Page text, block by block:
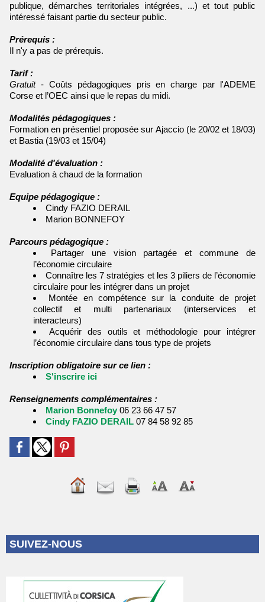
publique, démarches territoriales intégrées, ...) et tout public
intéressé faisant partie du secteur public.
Prérequis :
Il n'y a pas de prérequis.
Tarif :
Gratuit - Coûts pédagogiques pris en charge par l'ADEME
Corse et l’OEC ainsi que le repas du midi.
Modalités pédagogiques :
Formation en présentiel proposée sur Ajaccio (le 20/02 et 18/03)
et Bastia (19/03 et 15/04)
Modalité d'évaluation :
Evaluation à chaud de la formation
Equipe pédagogique :
Cindy FAZIO DERAIL
Marion BONNEFOY
Parcours pédagogique :
Partager une vision partagée et commune de
l’économie circulaire
Connaître les 7 stratégies et les 3 piliers de l’économie
circulaire pour les intégrer dans un projet
Montée en compétence sur la conduite de projet
collectif et multi partenariaux (interservices et
interacteurs)
Acquérir des outils et méthodologie pour intégrer
l’économie circulaire dans tous type de projets
Inscription obligatoire sur ce lien :
S'inscrire ici
Renseignements complémentaires :
Marion Bonnefoy 06 23 66 47 57
Cindy FAZIO DERAIL 07 84 58 92 85
SUIVEZ-NOUS